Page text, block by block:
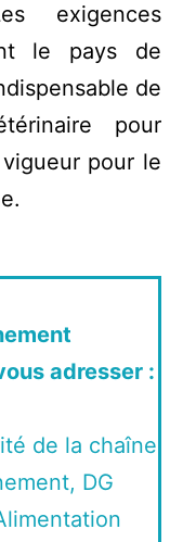
exigences
le pays de
de
pour
pour le
adresser :
de la chaîne
DG